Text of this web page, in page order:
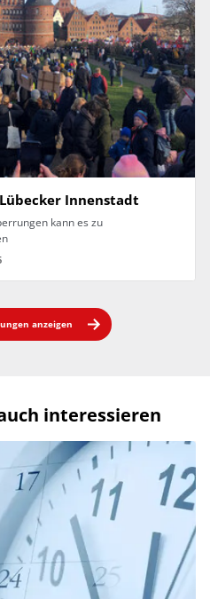
Innenstadt
kann es zu
anzeigen
interessieren